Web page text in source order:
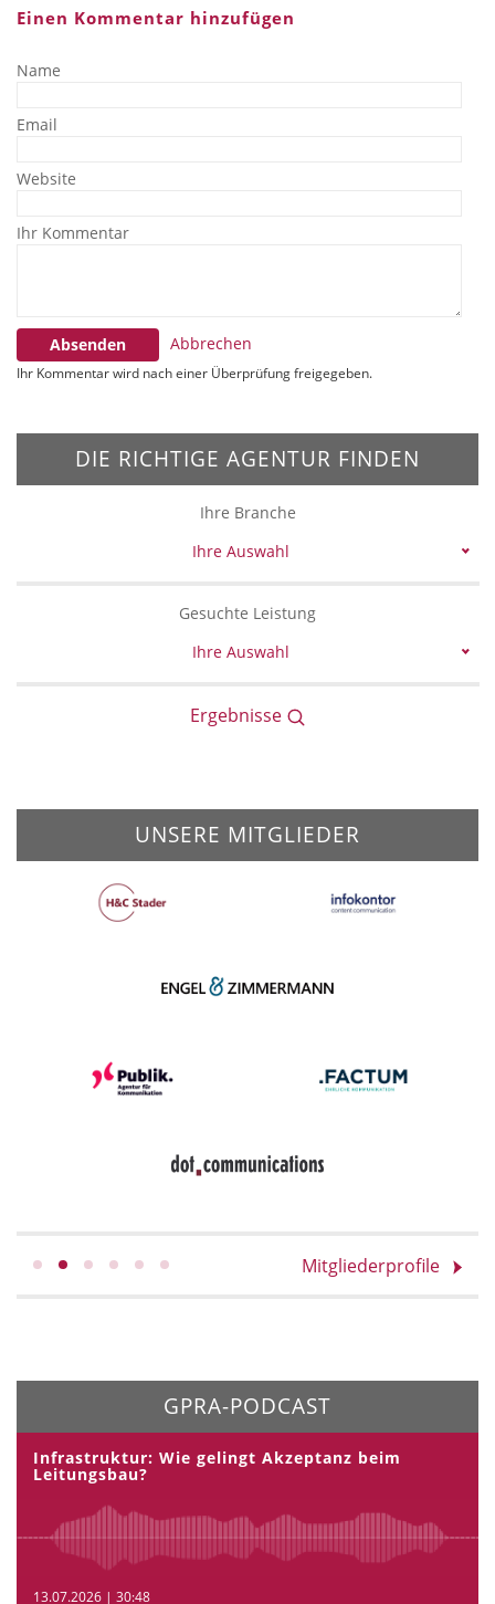
Einen Kommentar hinzufügen
Name
Email
Website
Ihr Kommentar
Absenden Abbrechen
Ihr Kommentar wird nach einer Überprüfung freigegeben.
DIE RICHTIGE AGENTUR FINDEN
Ihre Branche
Ihre Auswahl
Gesuchte Leistung
Ihre Auswahl
Ergebnisse
UNSERE MITGLIEDER
Mitgliederprofile
GPRA-PODCAST
Infrastruktur: Wie gelingt Akzeptanz beim
Leitungsbau?
13.07.2026 | 30:48